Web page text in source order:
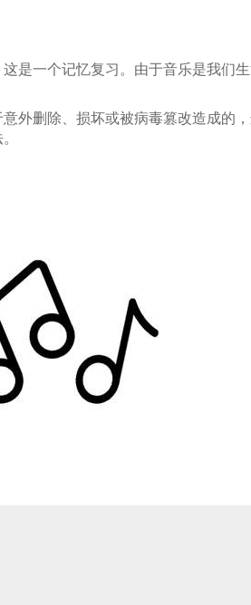
是一个记忆复习。由于音乐是我们
外删除、损坏或被病毒篡改造成的